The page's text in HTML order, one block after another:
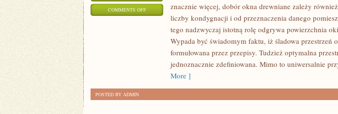
COMMENTS OFFON
NOWOCZESNE
znacznie więcej, dobór okna drewniane zależy
liczby kondygnacji i od przeznaczenia danego
tego nadzwyczaj istotną rolę odgrywa powierzchnia
Wypada być świadomym faktu, iż śladowa przestrzeń
formułowana przez przepisy. Tudzież optymalna
jednoznacznie zdefiniowana. Mimo to uniwersalnie
More ]
POSTED BY ADMIN